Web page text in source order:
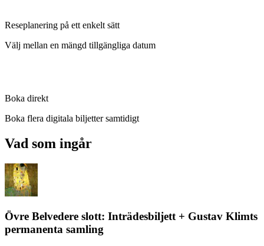
Reseplanering på ett enkelt sätt
Välj mellan en mängd tillgängliga datum
Boka direkt
Boka flera digitala biljetter samtidigt
Vad som ingår
Övre Belvedere slott: Inträdesbiljett + Gustav Klimts
permanenta samling